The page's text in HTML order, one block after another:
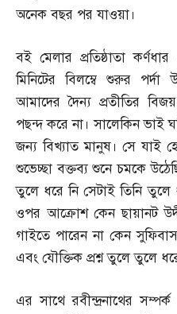
অনেক বছর পর যাওয়া।
বই মেলার প্রতিষ্ঠাতা
মিনিটের বিলম্বে শুরুর
আমাদের দৈন্য প্রতীতির
পছন্দ করে না। সালেকিন ভাই
জন্য বিখ্যাত মানুষ। সে
শুভেচ্ছা বক্তব্য শুনে চমকে
তুলে ধরে নি সেটাই তিনি তুলে
ওপর আক্রোশ কেন ছায়ানট
গাইতে পারেন না কেন
এবং যৌক্তিক প্রশ্ন তুলে তুলে
এর সাথে রবীন্দ্রনাথের